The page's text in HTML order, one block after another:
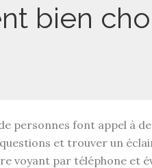
bien
personnes font appel à
et trouver un
voyant par téléphone et